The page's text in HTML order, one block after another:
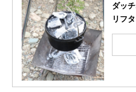
ダッ
リフ